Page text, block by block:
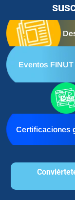
Eventos FINUT
Certificaciones